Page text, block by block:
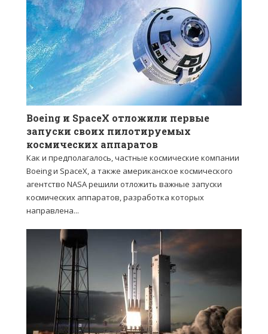
Boeing и SpaceX отложили первые
запуски своих пилотируемых
космических аппаратов
Как и предполагалось, частные космические компании
Boeing и SpaceX, а также американское космического
агентство NASA решили отложить важные запуски
космических аппаратов, разработка которых
направлена...